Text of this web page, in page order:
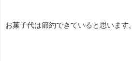
お菓子代は節約できていると思います。